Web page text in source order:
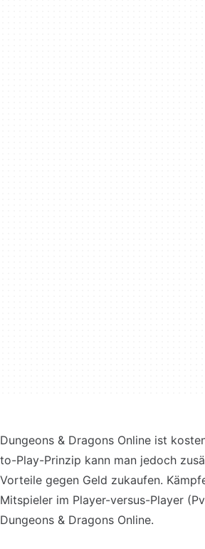
Dungeons & Dragons Online ist
to-Play-Prinzip kann man jedoch
Vorteile gegen Geld zukaufen.
Mitspieler im Player-versus-Player
Dungeons & Dragons Online.